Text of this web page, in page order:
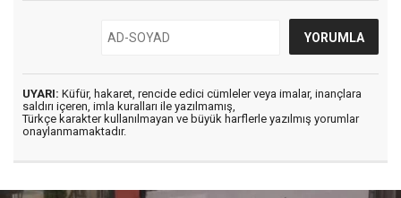
UYARI: Küfür, hakaret, rencide edici cümleler veya imalar, inançlara
saldırı içeren, imla kuralları ile yazılmamış,
Türkçe karakter kullanılmayan ve büyük harflerle yazılmış yorumlar
onaylanmamaktadır.